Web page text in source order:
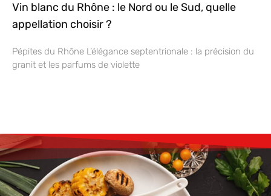
Vin blanc du Rhône : le Nord ou le Sud, quelle
appellation choisir ?
Pépites du Rhône L’élégance septentrionale : la précision du
granit et les parfums de violette